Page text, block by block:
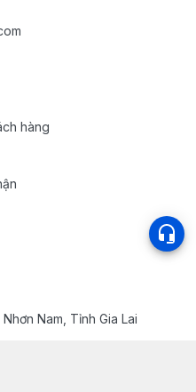
hàng
Nam, Tỉnh Gia Lai